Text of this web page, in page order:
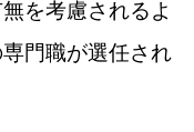
を考慮されるよ
門職が選任され